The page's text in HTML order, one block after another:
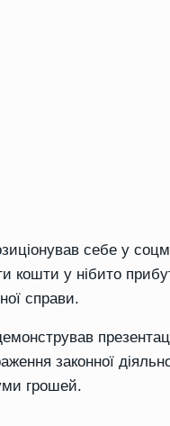
себе у
кошти у нібито
справи.
законної
грошей.